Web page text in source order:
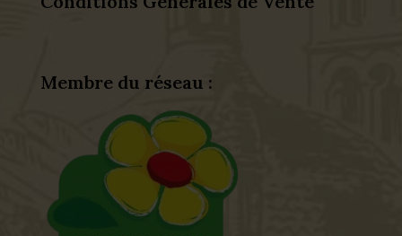
Membre du réseau :